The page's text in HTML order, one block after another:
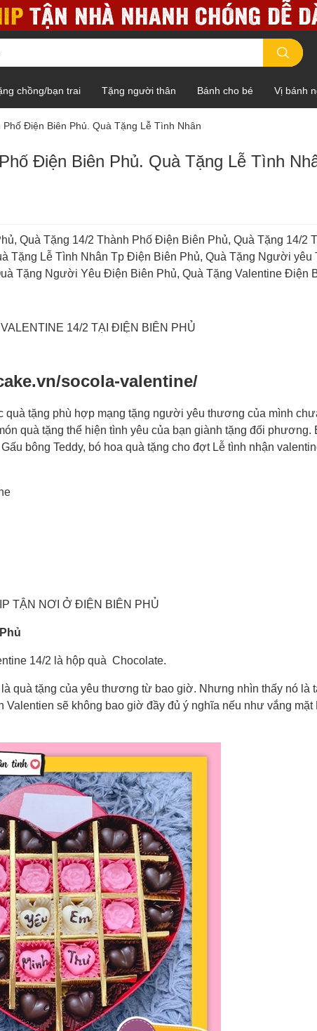
chồng/bạn trai Tặng người thân Bánh cho bé Vị bánh
Điện Biên Phủ. Quà Tặng Lễ Tình Nhân
Điện Biên Phủ. Quà Tặng Lễ Tình
Quà Tặng 14/2 Thành Phố Điện Biên Phủ, Quà Tặng 14/2
Tặng Lễ Tình Nhân Tp Điện Biên Phủ, Quà Tặng Người yêu
Tặng Người Yêu Điện Biên Phủ, Quà Tặng Valentine Điện
14/2 TẠI ĐIỆN BIÊN PHỦ
socola-valentine/
quà tặng phù hợp mạng tặng người yêu thương của mình
quà tặng thể hiện tình yêu của bạn giành tặng đối phương.
bông Teddy, bó hoa quà tặng cho đợt Lễ tình nhận
TẬN NƠI Ở ĐIỆN BIÊN PHỦ
14/2 là hộp quà Chocolate.
quà tặng của yêu thương từ bao giờ. Nhưng nhìn thấy nó là
sẽ không bao giờ đầy đủ ý nghĩa nếu như vắng mặt